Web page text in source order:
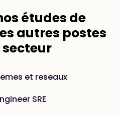
études de
autres postes
secteur
et reseaux
SRE